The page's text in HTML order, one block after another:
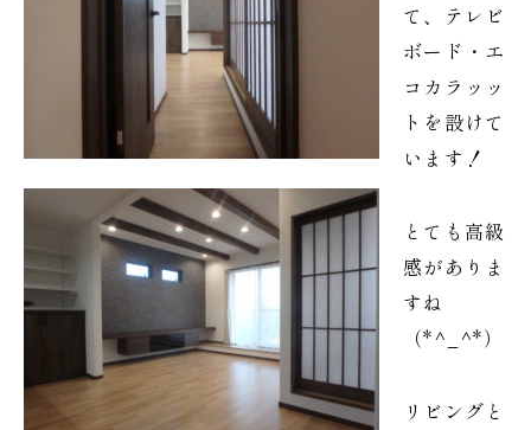
て、テレビ
ボード・エ
コカラッッ
トを設けて
います！
とても高級
感がありま
すね
（*^_^*）
リビングと